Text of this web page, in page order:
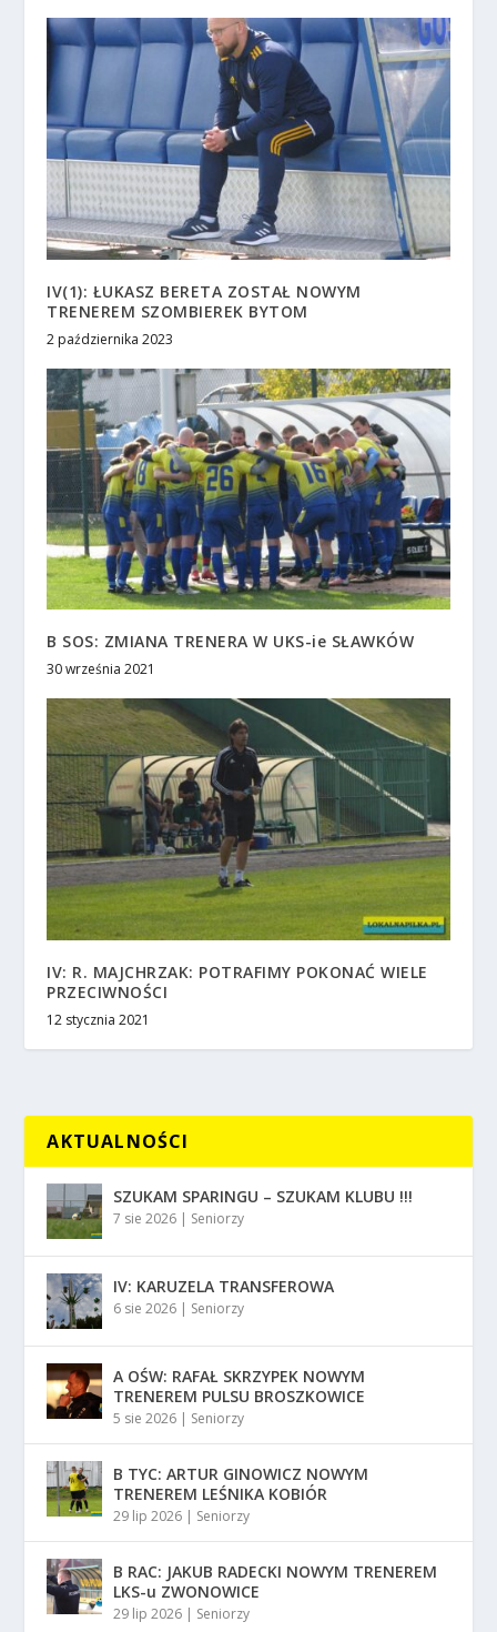
IV(1): ŁUKASZ BERETA ZOSTAŁ NOWYM
TRENEREM SZOMBIEREK BYTOM
2 października 2023
B SOS: ZMIANA TRENERA W UKS-ie SŁAWKÓW
30 września 2021
IV: R. MAJCHRZAK: POTRAFIMY POKONAĆ WIELE
PRZECIWNOŚCI
12 stycznia 2021
AKTUALNOŚCI
SZUKAM SPARINGU – SZUKAM KLUBU !!!
7 sie 2026 | Seniorzy
IV: KARUZELA TRANSFEROWA
6 sie 2026 | Seniorzy
A OŚW: RAFAŁ SKRZYPEK NOWYM
TRENEREM PULSU BROSZKOWICE
5 sie 2026 | Seniorzy
B TYC: ARTUR GINOWICZ NOWYM
TRENEREM LEŚNIKA KOBIÓR
29 lip 2026 | Seniorzy
B RAC: JAKUB RADECKI NOWYM TRENEREM
LKS-u ZWONOWICE
29 lip 2026 | Seniorzy